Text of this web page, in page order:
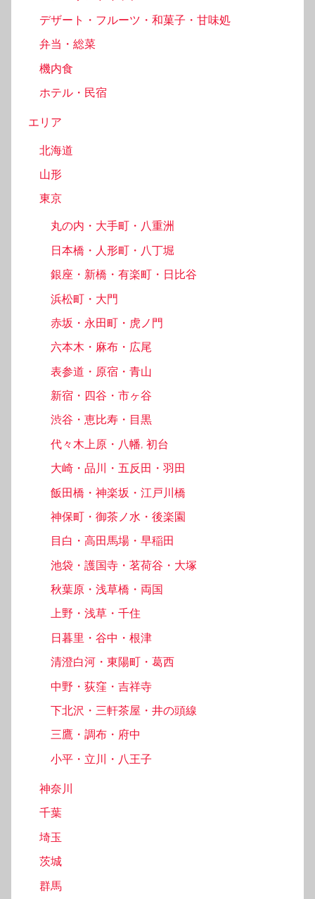
デザート・フルーツ・和菓子・甘味処
弁当・総菜
機内食
ホテル・民宿
エリア
北海道
山形
東京
丸の内・大手町・八重洲
日本橋・人形町・八丁堀
銀座・新橋・有楽町・日比谷
浜松町・大門
赤坂・永田町・虎ノ門
六本木・麻布・広尾
表参道・原宿・青山
新宿・四谷・市ヶ谷
渋谷・恵比寿・目黒
代々木上原・八幡, 初台
大崎・品川・五反田・羽田
飯田橋・神楽坂・江戸川橋
神保町・御茶ノ水・後楽園
目白・高田馬場・早稲田
池袋・護国寺・茗荷谷・大塚
秋葉原・浅草橋・両国
上野・浅草・千住
日暮里・谷中・根津
清澄白河・東陽町・葛西
中野・荻窪・吉祥寺
下北沢・三軒茶屋・井の頭線
三鷹・調布・府中
小平・立川・八王子
神奈川
千葉
埼玉
茨城
群馬